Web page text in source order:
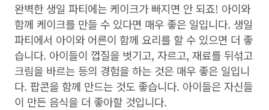
완벽한 생일 파티에는 케이크가 빠지면 안 되죠! 아이와
함께 케이크를 만들 수 있다면 매우 좋은 일입니다. 생일
파티에서 아이와 어른이 함께 요리를 할 수 있으면 더 좋
습니다. 아이들이 껍질을 벗기고, 자르고, 재료를 뒤섞고
크림을 바르는 등의 경험을 하는 것은 매우 좋은 일입니
다. 팝콘을 함께 만드는 것도 좋습니다. 아이들은 자신들
이 만든 음식을 더 좋아할 것입니다.